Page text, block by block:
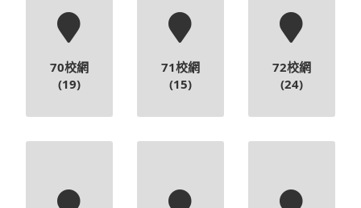
70校網
(19)
71校網
(15)
72校網
(24)